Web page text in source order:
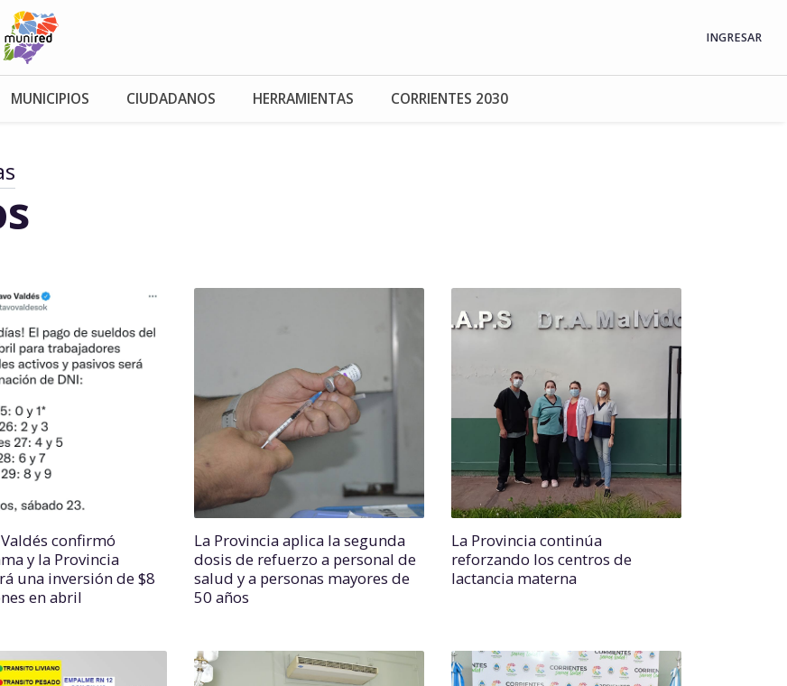
INGRESAR
MUNICIPIOS CIUDADANOS HERRAMIENTAS CORRIENTES 2030
confirmó
y la Provincia
una inversión de $8
en abril
La Provincia aplica la segunda
dosis de refuerzo a personal de
salud y a personas mayores de
50 años
La Provincia continúa
reforzando los centros de
lactancia materna